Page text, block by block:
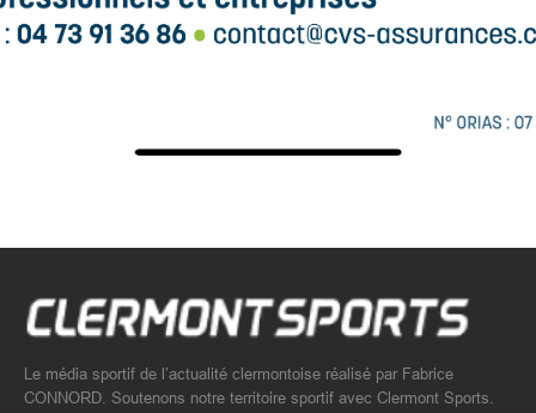
Le média sportif de l’actualité clermontoise réalisé par Fabrice
CONNORD. Soutenons notre territoire sportif avec Clermont Sports.